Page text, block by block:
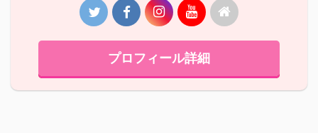
プロフィール詳細